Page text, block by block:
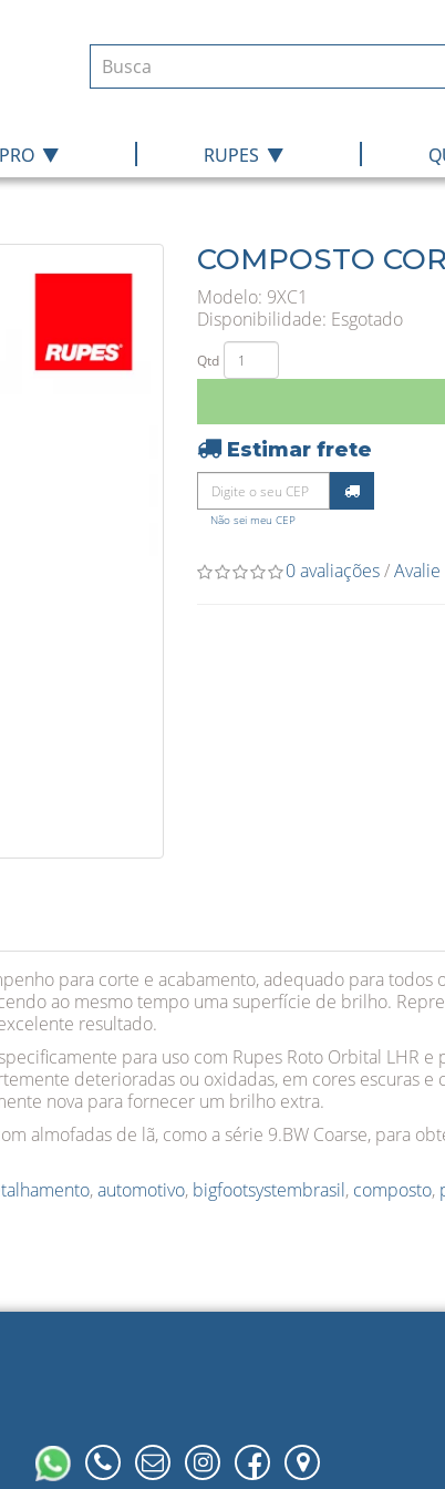
| RUPES |
COMPOSTO
Modelo: 9XC1
Disponibilidade: Esgotado
Qtd
Estimar frete
Não sei meu CEP
0 avaliações/
para corte e acabamento, adequado para
ao mesmo tempo uma superfície de brilho.
resultado.
para uso com Rupes Roto Orbital LHR
deterioradas ou oxidadas, em cores escuras e
nova para fornecer um brilho extra.
almofadas de lã, como a série 9.BW Coarse, para
,automotivo, bigfootsystembrasil, composto,